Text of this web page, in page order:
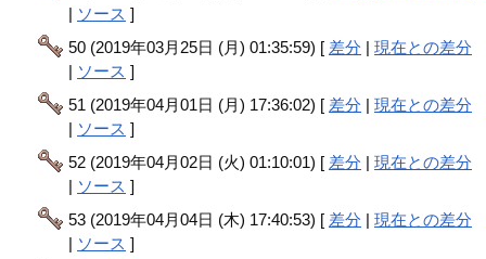
| ソース ]
50 (2019年03月25日 (月) 01:35:59) [ 差分 |現在との差分
| ソース ]
51 (2019年04月01日 (月) 17:36:02) [ 差分 |現在との差分
| ソース ]
52 (2019年04月02日 (火) 01:10:01) [ 差分 |現在との差分
| ソース ]
53 (2019年04月04日 (木) 17:40:53) [ 差分 |現在との差分
| ソース ]